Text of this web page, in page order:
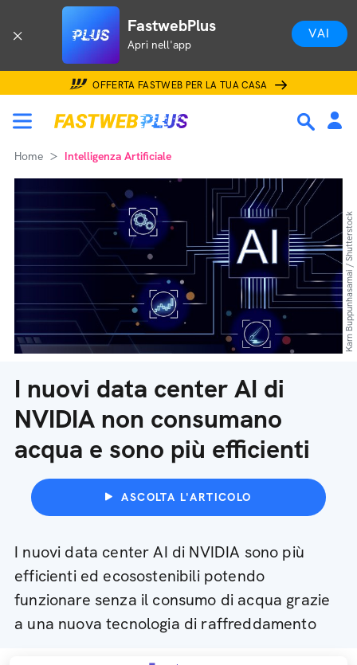
FastwebPlus
Apri nell'app
VAI
OFFERTA FASTWEB PER LA TUA CASA
Home Intelligenza Artificiale
I nuovi data center AI di
NVIDIA non consumano
acqua e sono più efficienti
ASCOLTA L'ARTICOLO
I nuovi data center AI di NVIDIA sono più
efficienti ed ecosostenibili potendo
funzionare senza il consumo di acqua grazie
a una nuova tecnologia di raffreddamento
Karn Buppunhasamai / Shutterstock